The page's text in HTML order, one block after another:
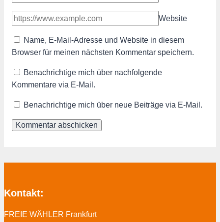
Website
Name, E-Mail-Adresse und Website in diesem
Browser für meinen nächsten Kommentar speichern.
Benachrichtige mich über nachfolgende
Kommentare via E-Mail.
Benachrichtige mich über neue Beiträge via E-Mail.
Kontakt:
FREIE WÄHLER Frankfurt